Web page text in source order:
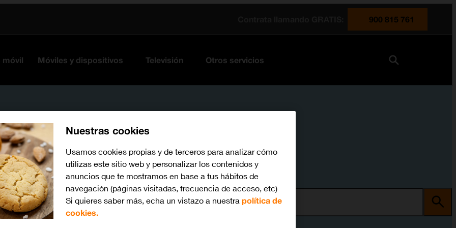
900 815 761
móvil Móviles y dispositivos Televisión Otros servicios
Busca por problema o tema
Nuestras cookies
Usamos cookies propias y de terceros para analizar cómo
utilizas este sitio web y personalizar los contenidos y
anuncios que te mostramos en base a tus hábitos de
navegación (páginas visitadas, frecuencia de acceso, etc)
Si quieres saber más, echa un vistazo a nuestra política de
cookies.